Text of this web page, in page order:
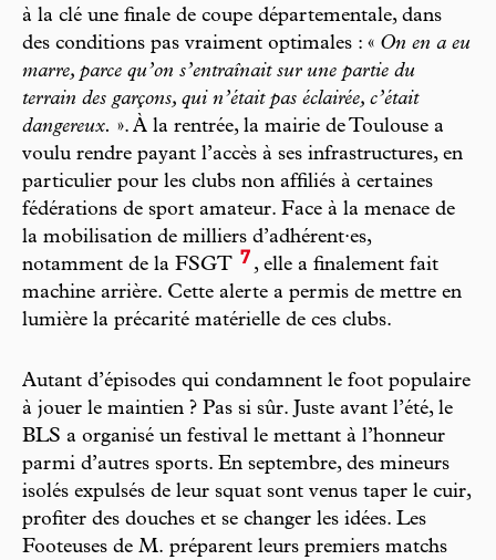
à la clé une finale de coupe départementale, dans
des conditions pas vraiment optimales : « On en a eu
marre, parce qu’on s’entraînait sur une partie du
terrain des garçons, qui n’était pas éclairée, c’était
dangereux. ». À la rentrée, la mairie de Toulouse a
voulu rendre payant l’accès à ses infrastructures, en
particulier pour les clubs non affiliés à certaines
fédérations de sport amateur. Face à la menace de
la mobilisation de milliers d’adhérent·es,
notamment de la FSGT 7 , elle a finalement fait
machine arrière. Cette alerte a permis de mettre en
lumière la précarité matérielle de ces clubs.
Autant d’épisodes qui condamnent le foot populaire
à jouer le maintien ? Pas si sûr. Juste avant l’été, le
BLS a organisé un festival le mettant à l’honneur
parmi d’autres sports. En septembre, des mineurs
isolés expulsés de leur squat sont venus taper le cuir,
profiter des douches et se changer les idées. Les
Footeuses de M. préparent leurs premiers matchs